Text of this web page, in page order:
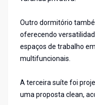
Outro dormitório
oferecendo
espaços de trabalho
multifuncionais.
A terceira suíte foi
uma proposta clean,